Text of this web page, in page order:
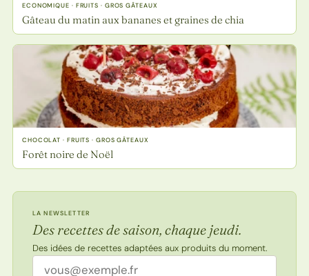
ECONOMIQUE · FRUITS · GROS GÂTEAUX
Gâteau du matin aux bananes et graines de chia
CHOCOLAT · FRUITS · GROS GÂTEAUX
Forêt noire de Noël
LA NEWSLETTER
Des recettes de saison, chaque jeudi.
Des idées de recettes adaptées aux produits du moment.
Adresse email